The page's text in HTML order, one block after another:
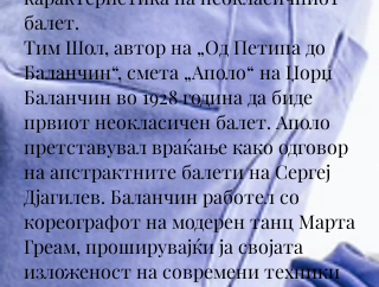
балет.
Тим Шол, автор на „Од Петипа до
Баланчин“, смета „Аполо“ на Џорџ
Баланчин во 1928 година да биде
првиот неокласичен балет. Аполо
претставувал враќање како одговор
на апстрактните балети на Сергеј
Дјагилев. Баланчин работел со
кореографот на модерен танц Марта
Греам, проширувајќи ја својата
изложеност на современи техники